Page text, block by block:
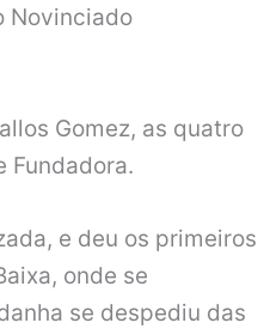
Novinciado
Gomez, as quatro
Fundadora.
e deu os primeiros
onde se
se despediu das